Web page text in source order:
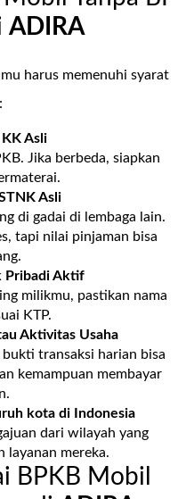
ADIRA
harus memenuhi syarat
KK Asli
Jika berbeda, siapkan
Asli
di gadai di lembaga lain.
tapi nilai pinjaman bisa
Pribadi Aktif
milikmu, pastikan nama
KTP.
Aktivitas Usaha
transaksi harian bisa
kemampuan membayar
kota di Indonesia
dari wilayah yang
layanan mereka.
BPKB Mobil